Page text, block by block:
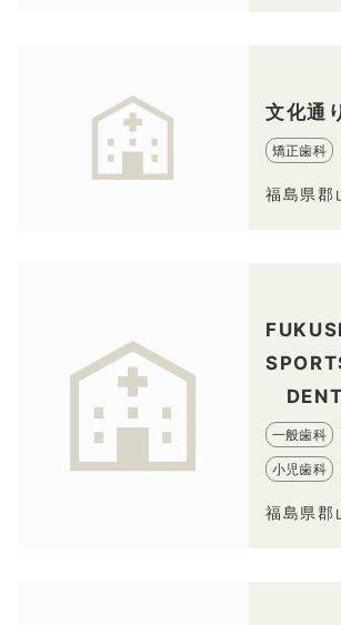
文化通
矯正歯科
福島県郡
一般歯科
小児歯科
福島県郡